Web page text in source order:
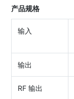
产品规格
输入
输出
RF 输出